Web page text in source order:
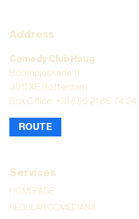
Address
Comedy Club Haug
Boompjeskade 11
3011 XE Rotterdam
Box Office: +31 (0)6 21 86 74 24
ROUTE
Services
HOMEPAGE
REGULAR COMEDIANS